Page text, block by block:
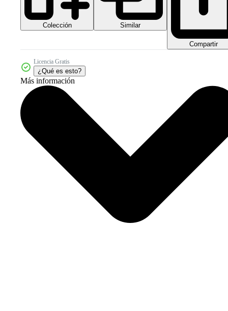
Colección Similar
Compartir
Licencia Gratis
¿Qué es esto?
Más información